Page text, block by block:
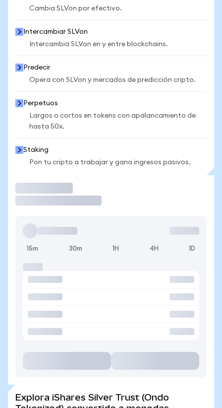
Cambia SLVon por efectivo.
Intercambiar SLVon
Intercambia SLVon en y entre blockchains.
Predecir
Opera con SLVon y mercados de predicción cripto.
Perpetuos
Largos o cortos en tokens con apalancamiento de
hasta 50x.
Staking
Pon tu cripto a trabajar y gana ingresos pasivos.
15m 30m 1H 4H 1D
Explora iShares Silver Trust (Ondo